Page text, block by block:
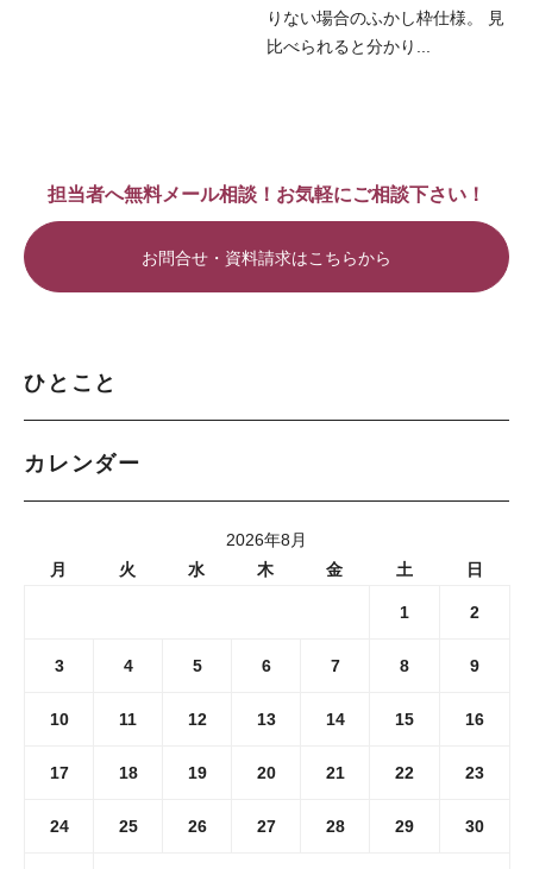
りない場合のふかし枠仕様。 見
比べられると分かり...
担当者へ無料メール相談！お気軽にご相談下さい！
お問合せ・資料請求はこちらから
ひとこと
カレンダー
2026年8月
月
火 水 木 金 土 日
1 2
3 4 5 6 7 8 9
10 11 12 13 14 15 16
17 18 19 20 21 22 23
24 25 26 27 28 29 30